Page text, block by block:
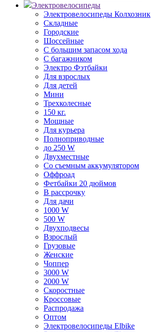
Электровелосипеды
Электровелосипеды Колхозник
Складные
Городские
Шоссейные
С большим запасом хода
С багажником
Электро Фэтбайки
Для взрослых
Для детей
Мини
Трехколесные
150 кг.
Мощные
Для курьера
Полноприводные
до 250 W
Двухместные
Со съемным аккумулятором
Оффроад
Фетбайки 20 дюймов
В рассрочку
Для дачи
1000 W
500 W
Двухподвесы
Взрослый
Грузовые
Женские
Чоппер
3000 W
2000 W
Скоростные
Кроссовые
Распродажа
Оптом
Электровелосипеды Elbike